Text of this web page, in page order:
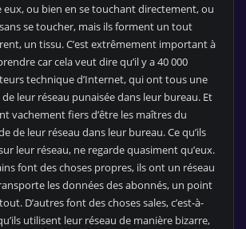
eux, ou bien en se touchant directement, ou
se toucher, mais ils forment un tout
un tissu. C’est extrêmement important à
car cela veut dire qu’il y a 40 000
technique d’Internet, qui ont tous une
leur réseau punaisée dans leur bureau. Et
vachement fiers d’être les maîtres du
de leur réseau dans leur bureau. Ce qu’ils
leur réseau, ne regarde quasiment qu’eux.
font des choses propres, ils ont un réseau
les données des abonnés, un point
D’autres font des choses sales, c’est-à-
utilisent leur réseau de manière bizarre,